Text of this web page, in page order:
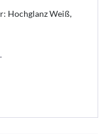
Hochglanz Weiß,